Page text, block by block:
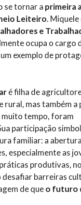
se tornar a primeira
Leiteiro. Miquele
e
ocupa o cargo
exemplo de
é filha de
rural, mas também a
muito tempo, foram
participação
familiar: a
especialmente as
produtivas,
barreiras
de queo futuro